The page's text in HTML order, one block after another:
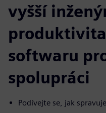
vyšší
softwaru
spolupráci
Podívejte se, jak